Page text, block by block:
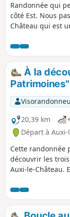
Randonnée qui
côté Est. Nous
Château qui est
petit cimetière
horreurs de la
de vue sur la
À la
20,39 km
Départ à Auxi-
Cette randonnée
découvrir les
Auxi-le-Château.
et au respect de